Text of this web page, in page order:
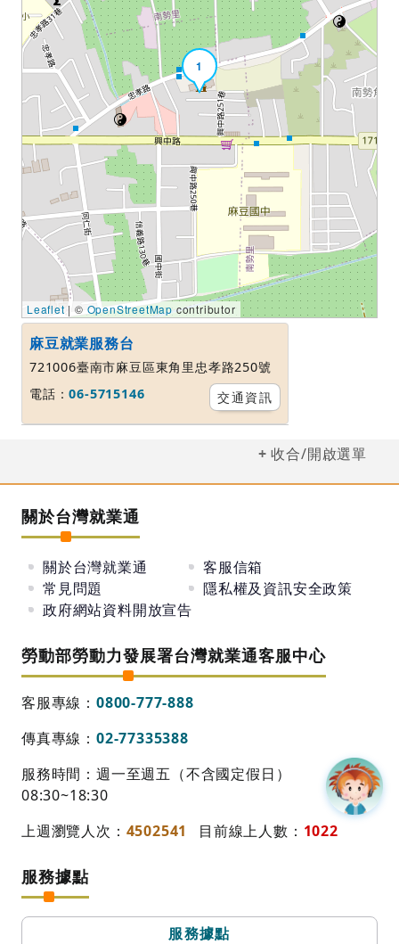
1
Leaflet| © OpenStreetMap contributor
麻豆就業服務台
721006臺南市麻豆區東角里忠孝路250號
電話：06-5715146 交通資訊
收合/開啟選單
關於台灣就業通
關於台灣就業通
客服信箱
常見問題
隱私權及資訊安全政策
政府網站資料開放宣告
勞動部勞動力發展署台灣就業通客服中心
客服專線： 0800-777-888
傳真專線： 02-77335388
服務時間：週一至週五（不含國定假日）
08:30~18:30
上週瀏覽人次： 4502541 目前線上人數： 1022
服務據點
服務據點